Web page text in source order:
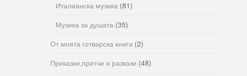
Италианска музика (81)
Музика за душата (35)
От моята готварска книга (2)
Приказки,притчи и разкази (48)